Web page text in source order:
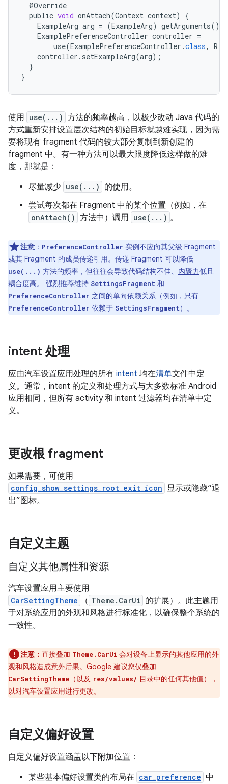
@Override
public void onAttach(Context context)
{
ExampleArg arg = (ExampleArg) getArguments()
ExamplePreferenceController controller =
use(ExamplePreferenceController .class, R
controller . setExampleArg(arg);
}
}
使用 use(...) 方法的频率越高，以极少改动 Java 代码的
方式重新安排设置层次结构的初始目标就越难实现，因为需
要将现有 fragment 代码的较大部分复制到新创建的
fragment 中。有一种方法可以最大限度降低这样做的难
度，那就是：
尽量减少 use(...)
的使用。
尝试每次都在 Fragment 中的某个位置（例如，在
onAttach() 方法中）调用 use(...) 。
注意 ： PreferenceController 实例不应向其父级 Fragment
或其 Fragment 的成员传递引用。传递 Fragment 可以降低
use(...) 方法的频率，但往往会导致代码结构不佳、 内聚力低且
耦合度高。 强烈推荐维持 SettingsFragment 和
PreferenceController 之间的单向依赖关系（例如，只有
PreferenceController 依赖于 SettingsFragment）。
intent 处理
应由汽车设置应用处理的所有 intent 均在清单文件中定
义。通常，intent 的定义和处理方式与大多数标准 Android
应用相同，但所有 activity 和 intent 过滤器均在清单中定
义。
更改根 fragment
如果需要，可使用
config_show_settings_root_exit_icon 显示或隐藏“退
出”图标。
自定义主题
自定义其他属性和资源
汽车设置应用主要使用
CarSettingTheme （ Theme.CarUi 的扩展）。此主题用
于对系统应用的外观和风格进行标准化，以确保整个系统的
一致性。
注意： 直接叠加 Theme.CarUi 会对设备上显示的其他应用的外
观和风格造成意外后果。Google 建议您仅叠加
CarSettingTheme （以及 res/values/ 目录中的任何其他值），
以对汽车设置应用进行更改。
自定义偏好设置
自定义偏好设置涵盖以下附加位置：
某些基本偏好设置类的布局在 car_preference 中